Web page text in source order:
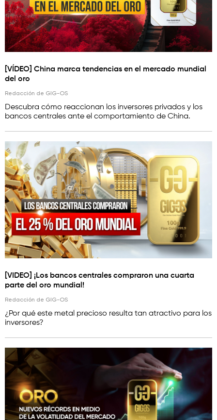
[VÍDEO] China marca tendencias en el mercado mundial
del oro
Redacción de GIG-OS
Descubra cómo reaccionan los inversores privados y los
bancos centrales ante el comportamiento de China.
[VIDEO] ¡Los bancos centrales compraron una cuarta
parte del oro mundial!
Redacción de GIG-OS
¿Por qué este metal precioso resulta tan atractivo para los
inversores?